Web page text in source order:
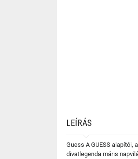
LEÍRÁS
Guess A GUESS
divatlegenda máris